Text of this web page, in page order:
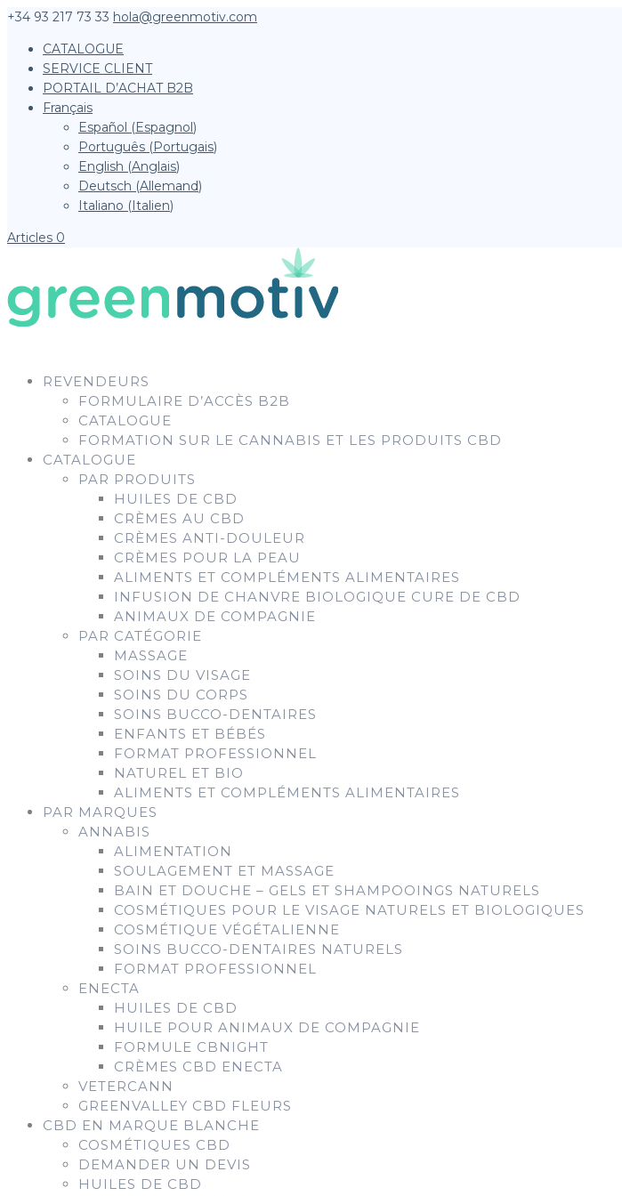
+34 93 217 73 33 hola@greenmotiv.com
CATALOGUE
SERVICE CLIENT
PORTAIL D’ACHAT B2B
Français
Español (Espagnol)
Português (Portugais)
English (Anglais)
Deutsch (Allemand)
Italiano (Italien)
Articles 0
REVENDEURS
FORMULAIRE D’ACCÈS B2B
CATALOGUE
FORMATION SUR LE CANNABIS ET LES PRODUITS CBD
CATALOGUE
PAR PRODUITS
HUILES DE CBD
CRÈMES AU CBD
CRÈMES ANTI-DOULEUR
CRÈMES POUR LA PEAU
ALIMENTS ET COMPLÉMENTS ALIMENTAIRES
INFUSION DE CHANVRE BIOLOGIQUE CURE DE CBD
ANIMAUX DE COMPAGNIE
PAR CATÉGORIE
MASSAGE
SOINS DU VISAGE
SOINS DU CORPS
SOINS BUCCO-DENTAIRES
ENFANTS ET BÉBÉS
FORMAT PROFESSIONNEL
NATUREL ET BIO
ALIMENTS ET COMPLÉMENTS ALIMENTAIRES
PAR MARQUES
ANNABIS
ALIMENTATION
SOULAGEMENT ET MASSAGE
BAIN ET DOUCHE – GELS ET SHAMPOOINGS NATURELS
COSMÉTIQUES POUR LE VISAGE NATURELS ET BIOLOGIQUES
COSMÉTIQUE VÉGÉTALIENNE
SOINS BUCCO-DENTAIRES NATURELS
FORMAT PROFESSIONNEL
ENECTA
HUILES DE CBD
HUILE POUR ANIMAUX DE COMPAGNIE
FORMULE CBNIGHT
CRÈMES CBD ENECTA
VETERCANN
GREENVALLEY CBD FLEURS
CBD EN MARQUE BLANCHE
COSMÉTIQUES CBD
DEMANDER UN DEVIS
HUILES DE CBD